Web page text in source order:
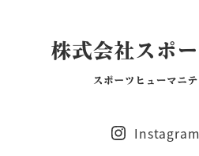
Instagram